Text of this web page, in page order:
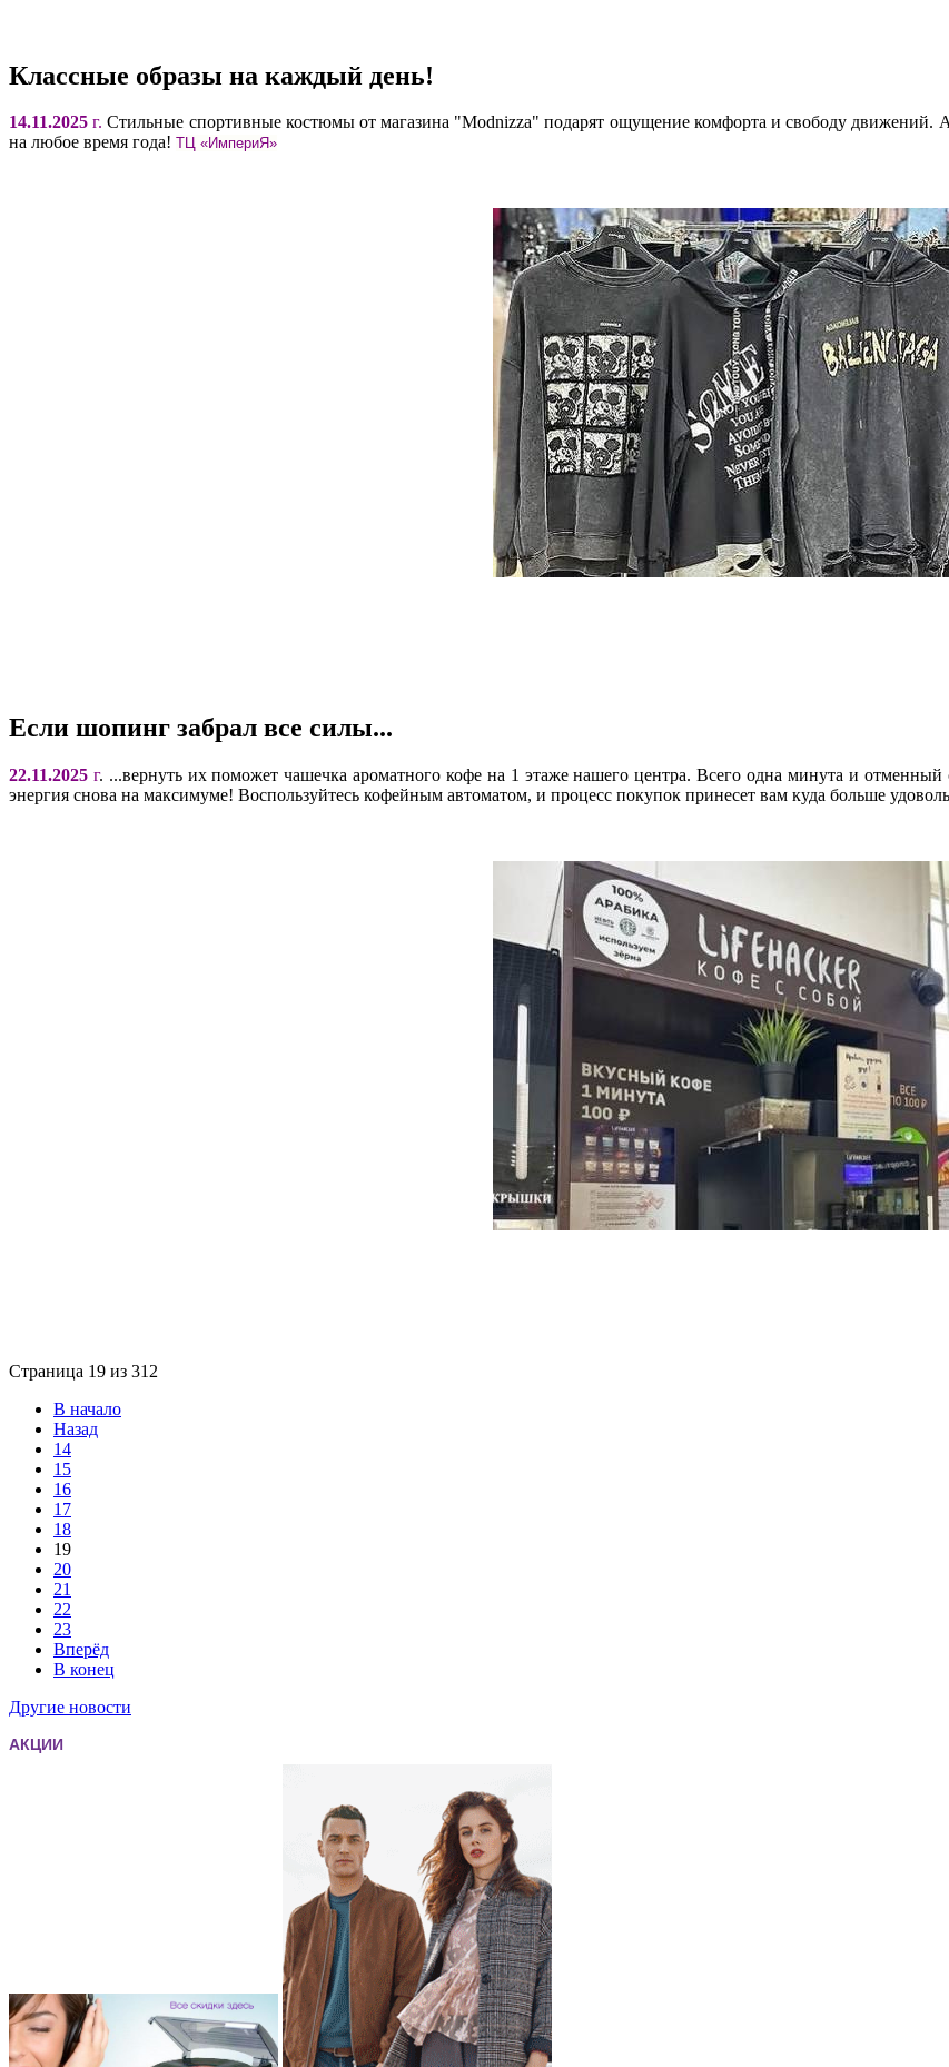
Классные образы на каждый день!
14.11.2025 г. Стильные спортивные костюмы от магазина "Modnizza" подарят ощущение комфорта и свободу движений.
на любое время года! ТЦ «ИмпериЯ»
Если шопинг забрал все силы...
22.11.2025 г. ...вернуть их поможет чашечка ароматного кофе на 1 этаже нашего центра. Всего одна минута и
энергия снова на максимуме! Воспользуйтесь кофейным автоматом, и процесс покупок принесет вам куда больше
Страница 19 из 312
В начало
Назад
14
15
16
17
18
19
20
21
22
23
Вперёд
В конец
Другие новости
АКЦИИ